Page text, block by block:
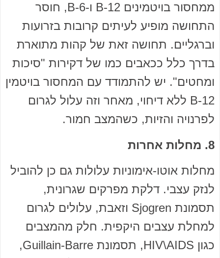
ממחסור בויטמינים 12-B ו-6-B, חוסר
התחושה מופיע לעיתים קרובות בזרועות
וברגליים. תחושה זאת של קהות מתוארת
בדרך כלל ככאבים כמו של דקירות "סיכות
ומחטים". יש להתמודד עם המחסור בויטמין
12-B ללא דיחוי, מאחר וזה עלול לגרום
לפרנויה והזיות, כשהמצב חמור.
8. מחלות אחרות
מחלות אוטו-אימוניות עלולות גם כן להוביל
לנזק עצבי. דלקת מפרקים שגרונית,
תסמונת Sjogren וזאבת, עלולים לגרום
למחלת עצבים היקפית. חלק מהמצבים
כגון HIV\AIDS, תסמונת Guillain-Barre,